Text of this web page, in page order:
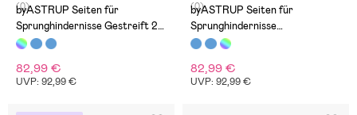
(0)
byASTRUP Seiten für
Sprunghindernisse Gestreift 2
Teile
82,99 €
UVP: 92,99 €
(0)
byASTRUP Seiten für
Sprunghindernisse
Schmetterlinge 2 Teile
82,99 €
UVP: 92,99 €